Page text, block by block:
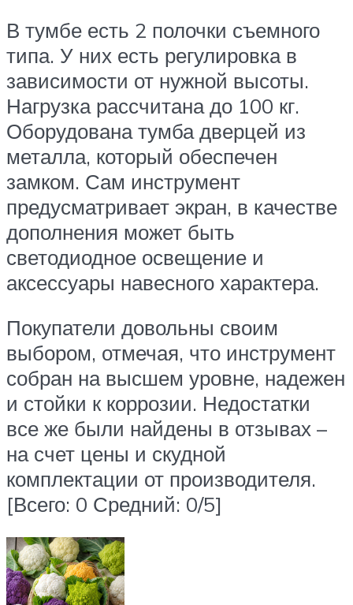
В тумбе есть 2 полочки съемного
типа. У них есть регулировка в
зависимости от нужной высоты.
Нагрузка рассчитана до 100 кг.
Оборудована тумба дверцей из
металла, который обеспечен
замком. Сам инструмент
предусматривает экран, в качестве
дополнения может быть
светодиодное освещение и
аксессуары навесного характера.
Покупатели довольны своим
выбором, отмечая, что инструмент
собран на высшем уровне, надежен
и стойки к коррозии. Недостатки
все же были найдены в отзывах –
на счет цены и скудной
комплектации от производителя.
[Всего: 0 Средний: 0/5]